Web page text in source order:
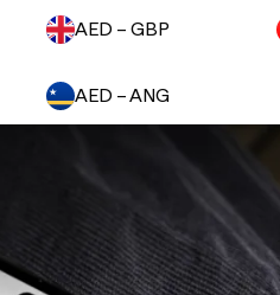
AED – GBP
AED – ANG